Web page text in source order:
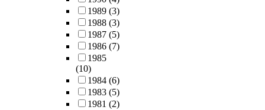
1989 (3)
1988 (3)
1987 (5)
1986 (7)
1985
(10)
1984 (6)
1983 (5)
1981 (2)